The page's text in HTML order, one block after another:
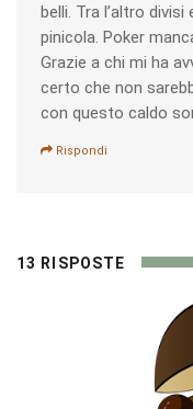
belli. Tra l’altro
pinicola. Poker
Grazie a chi mi ha
certo che non
con questo caldo
Rispondi
13 RISPOSTE